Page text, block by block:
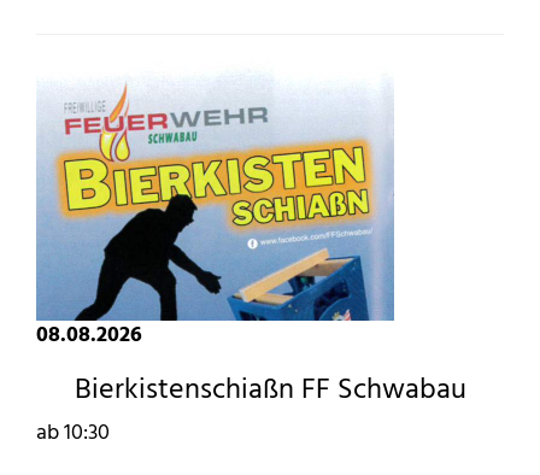
08.08.2026
Bierkistenschiaßn FF Schwabau
ab 10:30